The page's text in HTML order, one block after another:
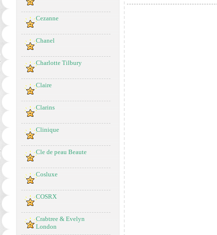
Cezanne
Chanel
Charlotte Tilbury
Claire
Clarins
Clinique
Cle de peau Beaute
Cosluxe
COSRX
Crabtree & Evelyn
London